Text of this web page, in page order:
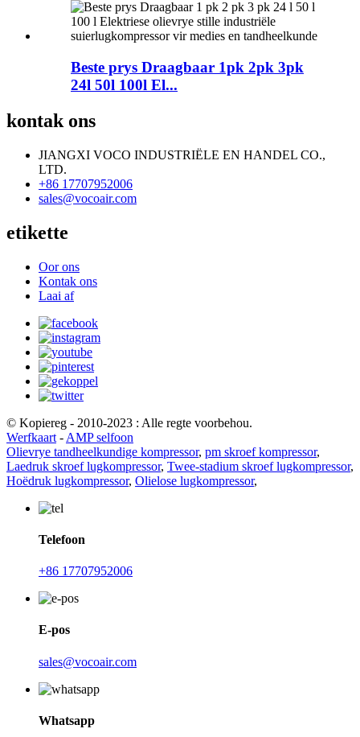
Beste prys Draagbaar 1pk 2pk 3pk
24l 50l 100l El...
kontak ons
JIANGXI VOCO INDUSTRIËLE EN HANDEL CO.,
LTD.
+86 17707952006
sales@vocoair.com
etikette
Oor ons
Kontak ons
Laai af
© Kopiereg - 2010-2023 : Alle regte voorbehou.
Werfkaart - AMP selfoon
Olievrye tandheelkundige kompressor, pm skroef kompressor,
Laedruk skroef lugkompressor, Twee-stadium skroef lugkompressor,
Hoëdruk lugkompressor, Olielose lugkompressor,
Telefoon
+86 17707952006
E-pos
sales@vocoair.com
Whatsapp